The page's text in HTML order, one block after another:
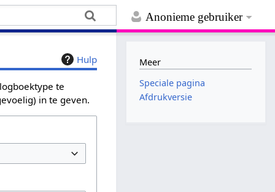
Anonieme gebruiker
Hulp
te
in te geven.
Meer
Speciale pagina
Afdrukversie